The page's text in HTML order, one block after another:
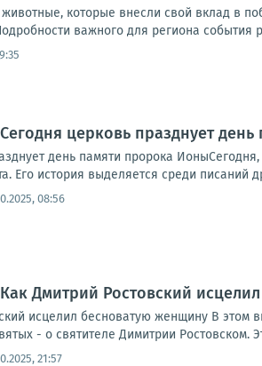
которые внесли свой вклад в
важного для региона
церковь празднует
день памяти пророка
Его история выделяется среди писаний
08:56
Дмитрий Ростовский
исцелил бесноватую женщину В этом
- о святителе Димитрии Ростовском.
21:57